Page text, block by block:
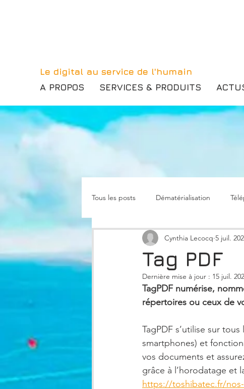
Le digital au service de l'humain
A PROPOS
SERVICES & PRODUITS
Tous les posts Dématérialisation
Actualité locale Eco-responsable
Tag PDF
Cynthia Lecocq 5 juil.
Dernière mise à jour : 15 juil.
TagPDF numérise,
répertoires ou ceux de
TagPDF s’utilise sur
smartphones) et
vos documents et
grâce à l’horodatage et
https://toshibatec.fr/